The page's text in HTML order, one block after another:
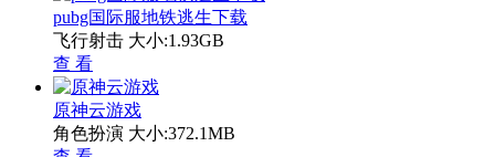
pubg国际服地铁逃生下载
飞行射击 大小:1.93GB
查 看
原神云游戏
角色扮演 大小:372.1MB